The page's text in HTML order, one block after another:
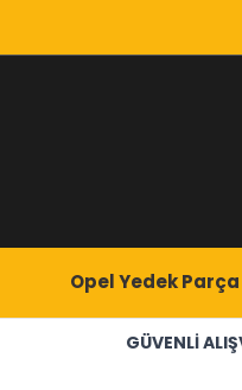
Opel Yedek Parça
GÜVENLİ